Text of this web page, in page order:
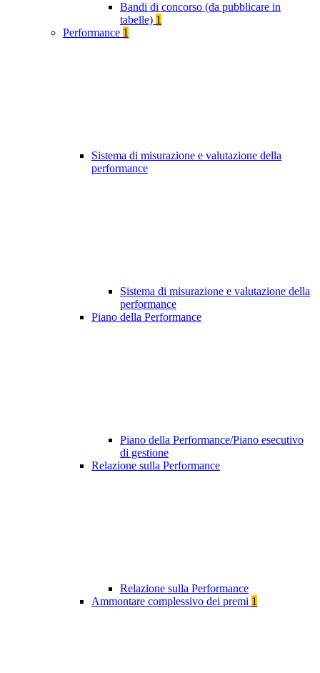
Bandi di concorso (da pubblicare in
tabelle) 1
Performance 1
Sistema di misurazione e valutazione della
performance
Sistema di misurazione e valutazione della
performance
Piano della Performance
Piano della Performance/Piano esecutivo
di gestione
Relazione sulla Performance
Relazione sulla Performance
Ammontare complessivo dei premi 1